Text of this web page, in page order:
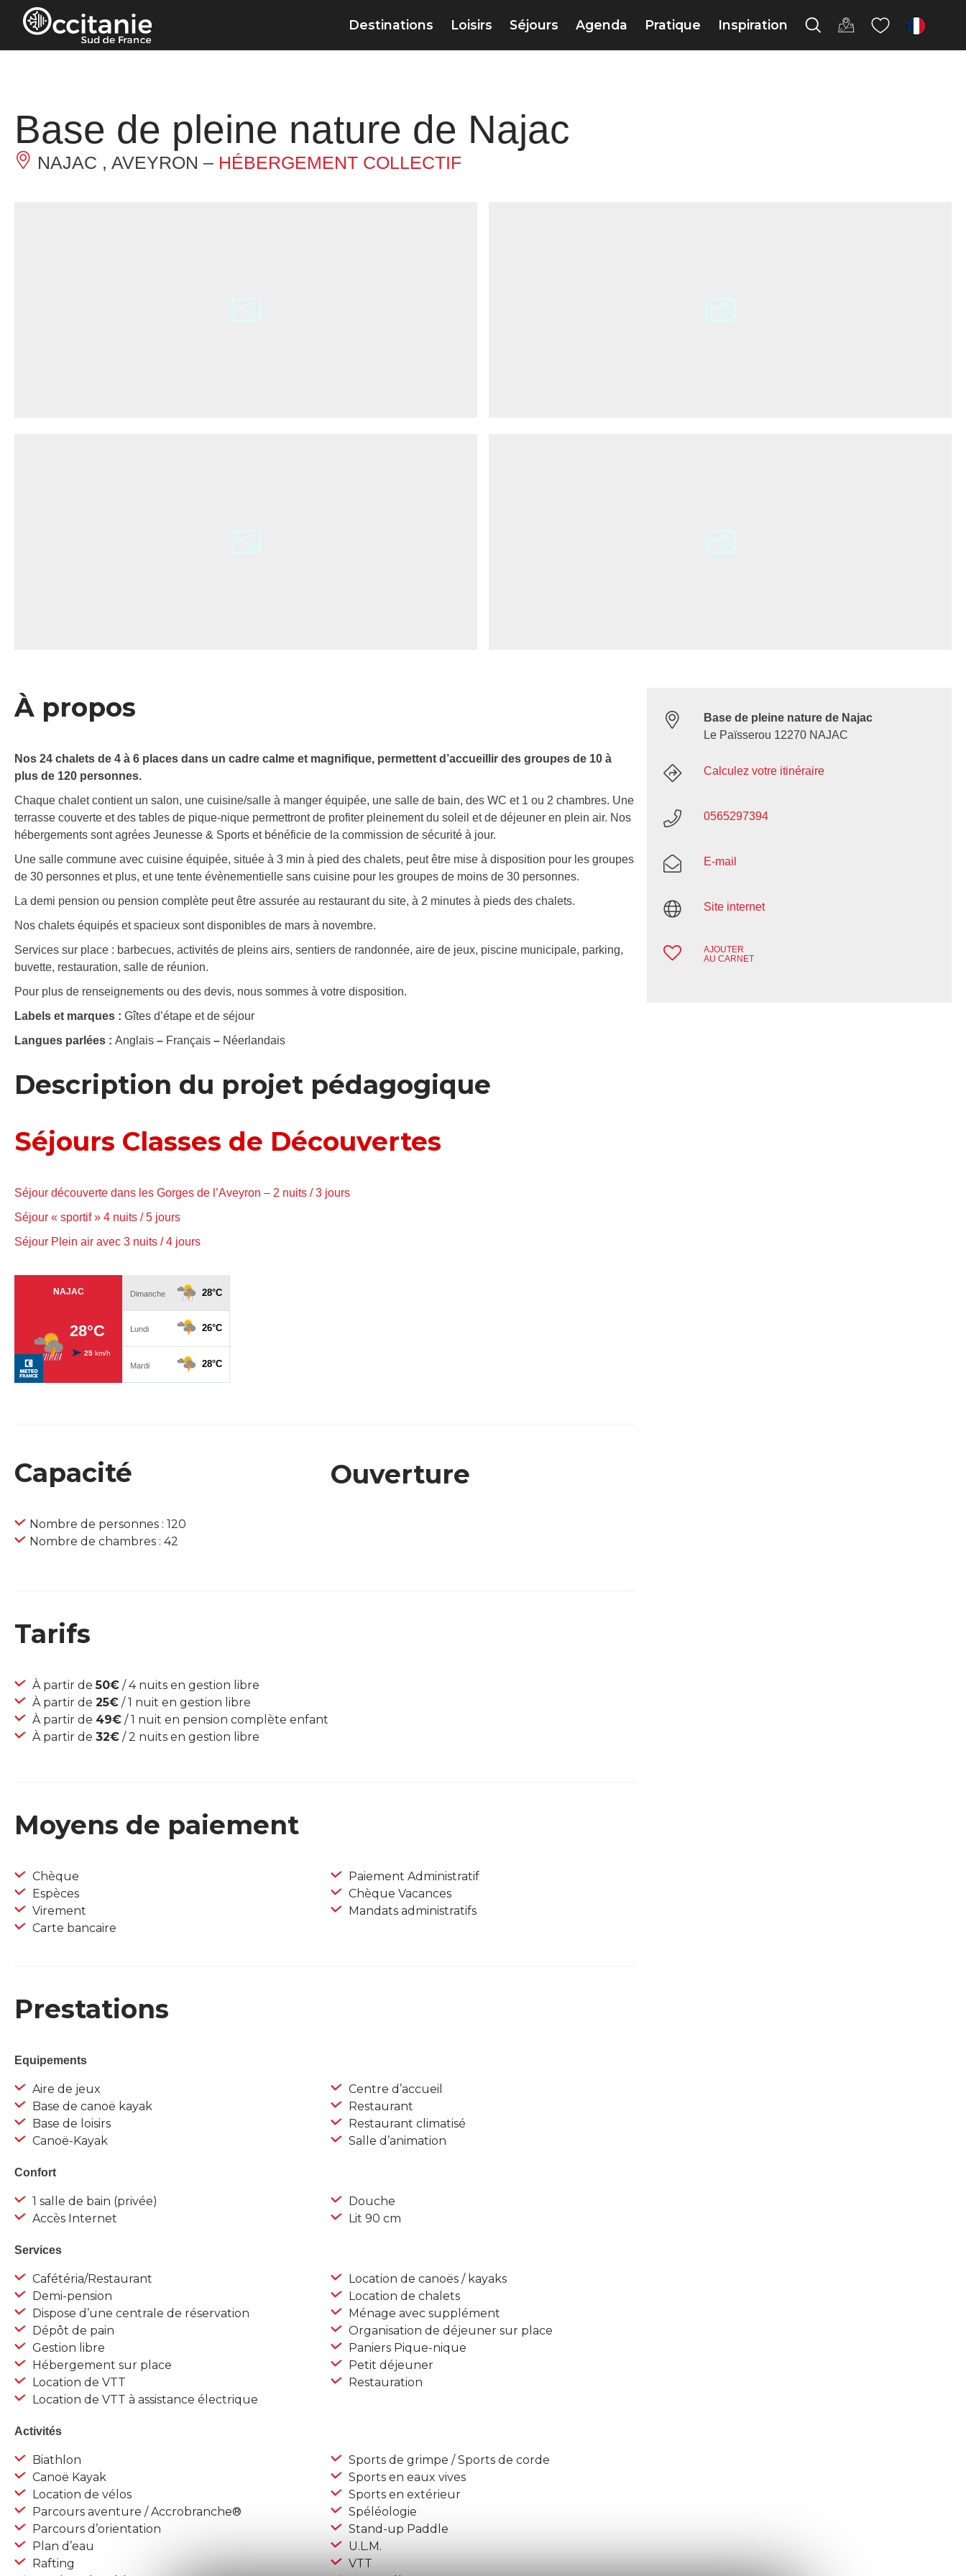
Panneau de gestion des cookies
Destinations Loisirs Séjours Agenda Pratique Inspiration fr
Base de pleine nature de Najac
NAJAC , AVEYRON – HÉBERGEMENT COLLECTIF
À propos
Nos 24 chalets de 4 à 6 places dans un cadre calme et magnifique, permettent d’accueillir des groupes de 10 à
plus de 120 personnes.
Chaque chalet contient un salon, une cuisine/salle à manger équipée, une salle de bain, des WC et 1 ou 2 chambres. Une
terrasse couverte et des tables de pique-nique permettront de profiter pleinement du soleil et de déjeuner en plein air. Nos
hébergements sont agrées Jeunesse & Sports et bénéficie de la commission de sécurité à jour.
Une salle commune avec cuisine équipée, située à 3 min à pied des chalets, peut être mise à disposition pour les groupes
de 30 personnes et plus, et une tente évènementielle sans cuisine pour les groupes de moins de 30 personnes.
La demi pension ou pension complète peut être assurée au restaurant du site, à 2 minutes à pieds des chalets.
Nos chalets équipés et spacieux sont disponibles de mars à novembre.
Services sur place : barbecues, activités de pleins airs, sentiers de randonnée, aire de jeux, piscine municipale, parking,
buvette, restauration, salle de réunion.
Pour plus de renseignements ou des devis, nous sommes à votre disposition.
Labels et marques : Gîtes d’étape et de séjour
Langues parlées : Anglais – Français – Néerlandais
Description du projet pédagogique
Séjours Classes de Découvertes
Séjour découverte dans les Gorges de l’Aveyron – 2 nuits / 3 jours
Séjour « sportif » 4 nuits / 5 jours
Séjour Plein air avec 3 nuits / 4 jours
Capacité
Nombre de personnes : 120
Nombre de chambres : 42
Ouverture
Tarifs
À partir de50€ / 4 nuits en gestion libre
À partir de 25€ / 1 nuit en gestion libre
À partir de 49€ / 1 nuit en pension complète enfant
À partir de 32€ / 2 nuits en gestion libre
Moyens de paiement
Chèque
Espèces
Virement
Carte bancaire
Paiement Administratif
Chèque Vacances
Mandats administratifs
Prestations
Equipements
Aire de jeux
Base de canoë kayak
Base de loisirs
Canoë-Kayak
Centre d’accueil
Restaurant
Restaurant climatisé
Salle d’animation
Confort
1 salle de bain (privée)
Accès Internet
Douche
Lit 90 cm
Services
Cafétéria/Restaurant
Demi-pension
Dispose d’une centrale de réservation
Dépôt de pain
Gestion libre
Hébergement sur place
Location de VTT
Location de VTT à assistance électrique
Location de canoës / kayaks
Location de chalets
Ménage avec supplément
Organisation de déjeuner sur place
Paniers Pique-nique
Petit déjeuner
Restauration
Activités
Biathlon
Canoë Kayak
Location de vélos
Parcours aventure / Accrobranche®
Parcours d’orientation
Plan d’eau
Rafting
Sports de grimpe / Sports de corde
Sports en eaux vives
Sports en extérieur
Spéléologie
Stand-up Paddle
U.L.M.
VTT
Base de pleine nature de Najac
Le Païsserou 12270 NAJAC
Calculez votre itinéraire
0565297394
E-mail
Site internet
AJOUTER
AU CARNET